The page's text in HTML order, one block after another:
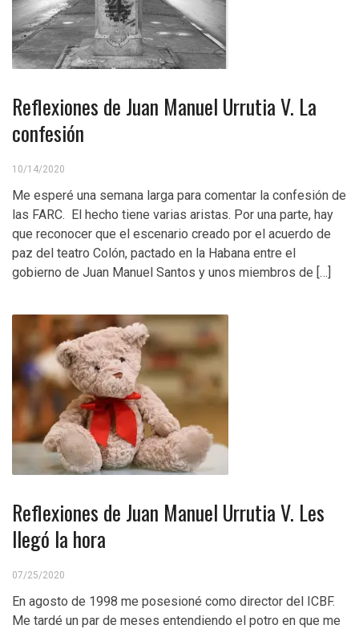
Reflexiones de Juan Manuel Urrutia V. La
confesión
10/14/2020
Me esperé una semana larga para comentar la confesión de
las FARC. El hecho tiene varias aristas. Por una parte, hay
que reconocer que el escenario creado por el acuerdo de
paz del teatro Colón, pactado en la Habana entre el
gobierno de Juan Manuel Santos y unos miembros de […]
Reflexiones de Juan Manuel Urrutia V. Les
llegó la hora
07/25/2020
En agosto de 1998 me posesioné como director del ICBF.
Me tardé un par de meses entendiendo el potro en que me